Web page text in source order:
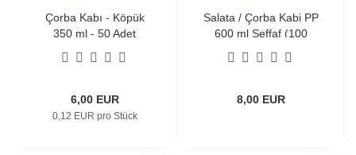
Çorba Kabı - Köpük
350 ml - 50 Adet
6,00 EUR
0,12 EUR pro Stück
Salata / Çorba Kabi PP
600 ml Seffaf (100
8,00 EUR